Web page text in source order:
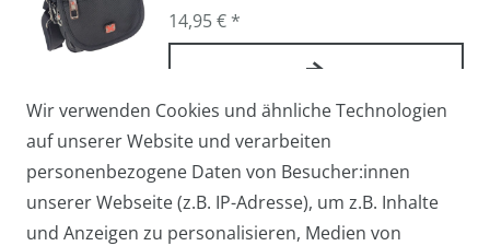
14,95 € *
Arbeitstasche / Flugbegleiter /
Pilotentasche Medium
27,95 € *
Wir verwenden Cookies und ähnliche Technologien
auf unserer Website und verarbeiten
personenbezogene Daten von Besucher:innen
unserer Webseite (z.B. IP-Adresse), um z.B. Inhalte
und Anzeigen zu personalisieren, Medien von